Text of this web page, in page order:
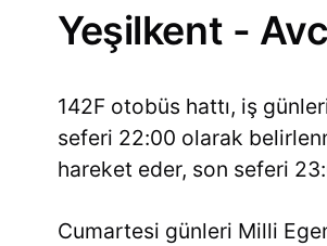
Yeşilkent -
142F otobüs hattı, iş
seferi 22:00 olarak
hareket eder, son seferi
Cumartesi günleri Milli